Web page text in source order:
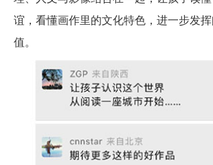
谊，看懂画作里的文化特色，进一步发
值。